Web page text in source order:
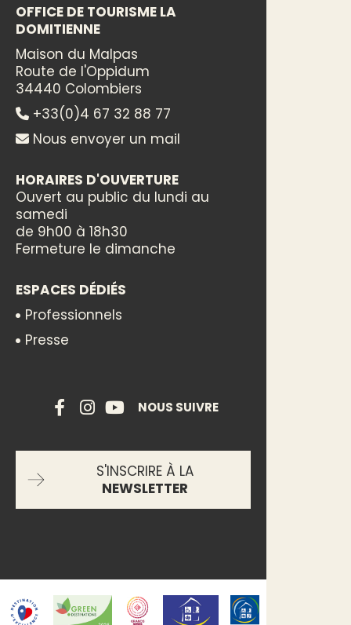
OFFICE DE TOURISME LA
DOMITIENNE
Maison du Malpas
Route de l'Oppidum
34440 Colombiers
+33(0)4 67 32 88 77
Nous envoyer un mail
HORAIRES D'OUVERTURE
Ouvert au public du lundi au
samedi
de 9h00 à 18h30
Fermeture le dimanche
ESPACES DÉDIÉS
Professionnels
Presse
NOUS SUIVRE
S'INSCRIRE À LA
NEWSLETTER